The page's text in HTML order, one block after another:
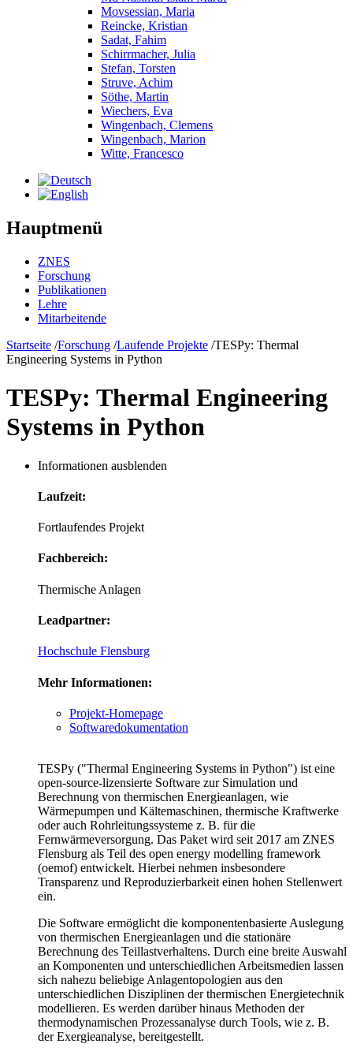
Movsessian, Maria
Reincke, Kristian
Sadat, Fahim
Schirrmacher, Julia
Stefan, Torsten
Struve, Achim
Söthe, Martin
Wiechers, Eva
Wingenbach, Clemens
Wingenbach, Marion
Witte, Francesco
Hauptmenü
ZNES
Forschung
Publikationen
Lehre
Mitarbeitende
Startseite /Forschung /Laufende Projekte /TESPy: Thermal
Engineering Systems in Python
TESPy: Thermal Engineering
Systems in Python
Informationen ausblenden
Laufzeit:
Fortlaufendes Projekt
Fachbereich:
Thermische Anlagen
Leadpartner:
Hochschule Flensburg
Mehr Informationen:
Projekt-Homepage
Softwaredokumentation
TESPy ("Thermal Engineering Systems in Python") ist eine
open-source-lizensierte Software zur Simulation und
Berechnung von thermischen Energieanlagen, wie
Wärmepumpen und Kältemaschinen, thermische Kraftwerke
oder auch Rohrleitungssysteme z. B. für die
Fernwärmeversorgung. Das Paket wird seit 2017 am ZNES
Flensburg als Teil des open energy modelling framework
(oemof) entwickelt. Hierbei nehmen insbesondere
Transparenz und Reproduzierbarkeit einen hohen Stellenwert
ein.
Die Software ermöglicht die komponentenbasierte Auslegung
von thermischen Energieanlagen und die stationäre
Berechnung des Teillastverhaltens. Durch eine breite Auswahl
an Komponenten und unterschiedlichen Arbeitsmedien lassen
sich nahezu beliebige Anlagentopologien aus den
unterschiedlichen Disziplinen der thermischen Energietechnik
modellieren. Es werden darüber hinaus Methoden der
thermodynamischen Prozessanalyse durch Tools, wie z. B.
der Exergieanalyse, bereitgestellt.